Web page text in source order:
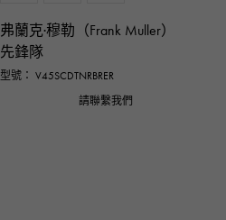
弗蘭克·穆勒（Frank Muller）
先鋒隊
型號： V45SCDTNRBRER
請聯繫我們